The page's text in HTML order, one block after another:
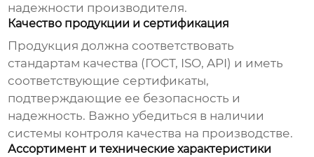
надежности производителя.
Качество продукции и сертификация
Продукция должна соответствовать
стандартам качества (ГОСТ, ISO, API) и иметь
соответствующие сертификаты,
подтверждающие ее безопасность и
надежность. Важно убедиться в наличии
системы контроля качества на производстве.
Ассортимент и технические характеристики